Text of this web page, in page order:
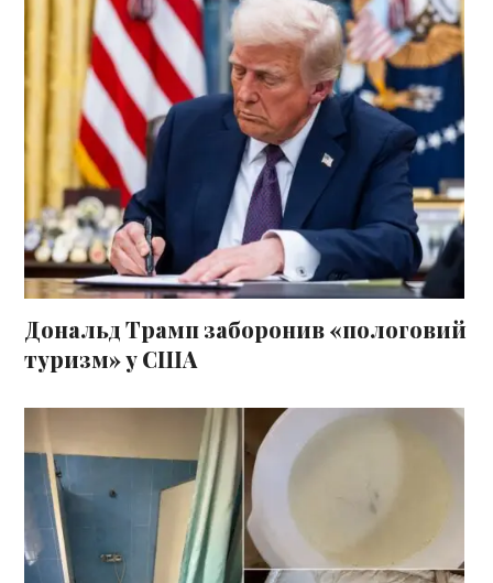
Дональд Трамп заборонив «пологовий
туризм» у США